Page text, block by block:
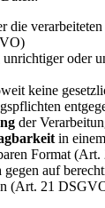
die
unrichtiger oder
keine
der
in
Format
gegen auf
(Art. 21